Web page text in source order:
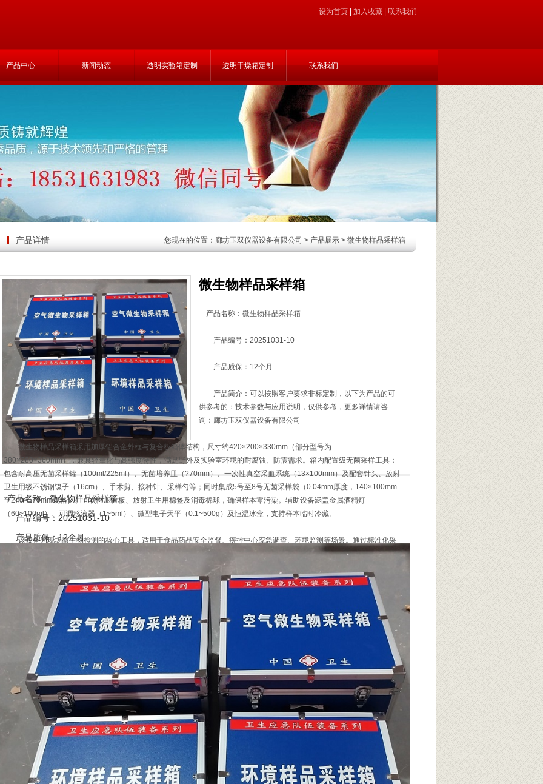
设为首页 加入收藏 联系我们
产品中心 新闻动态 透明实验箱定制 透明干燥箱定制 联系我们
产品详情 您现在的位置： 廊坊玉双仪器设备有限公司 > 产品展示 > 微生物样品采样箱
微生物样品采样箱
产品名称：微生物样品采样箱
产品编号：20251031-10
产品质保：12个月
产品简介：可以按照客户要求非标定制，以下为产品的可
供参考的：技术参数与应用说明，仅供参考，更多详情请咨
询：廊坊玉双仪器设备有限公司
微生物样品采样箱采用加厚铝合金外框与复合板箱体结构，尺寸约420×200×330mm（部分型号为
380×280×360mm），兼具轻量化与高强度特性，满足野外及实验室环境的耐腐蚀、防震需求。箱内配置级无菌采样工具：
包含耐高压无菌采样罐（100ml/225ml）、无菌培养皿（?70mm）、一次性真空采血系统（13×100mm）及配套针头、放射
卫生用级不锈钢镊子（16cm）、手术剪、接种针、采样勺等；同时集成5号至8号无菌采样袋（0.04mm厚度，140×100mm
至240×170mm规格）、一次性压舌板、放射卫生用棉签及消毒棉球，确保样本零污染。辅助设备涵盖金属酒精灯
（60~100ml）、可调移液器（1~5ml）、微型电子天平（0.1~500g）及恒温冰盒，支持样本临时冷藏。
该设备为现场微生物检测的核心工具，适用于食品药品安全监督、疾控中心应急调查、环境监测等场景。通过标准化采
样流程，可高效采集食品表面、水质、空气及放射卫生疗环境中的微生物样本，兼容致病菌、卫生指示菌（菌落总数、大肠
菌群）的快速筛查与实验室培养需求。其一体化设计满足GMP洁净车间、放射卫生院ICU、野外水源地等复杂环境的移动检
测，大幅提升突发公共卫生事件的响应效率与数据准确性。
廊坊玉双仪器设备有限公司，竭诚为您服务，我司可以非标订制符合客户个性化要求的产品和设备。
是否可以非标订制：可以按照客户要求非标定制：微生物样品采样箱
产品编号：20251031-10
品名称：微生物样品采样箱
品编号：20251031-10
品质保：12个月